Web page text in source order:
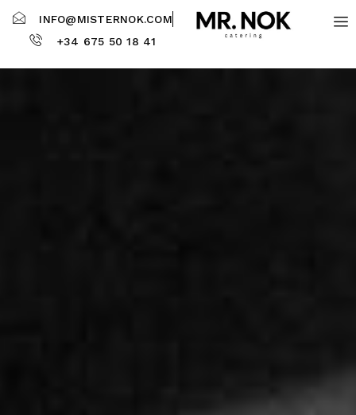
INFO@MISTERNOK.COM
+34 675 50 18 41